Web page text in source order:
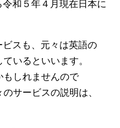
和５年４月現在日本に
スも、元々は英語の
いるといいます。
もしれませんので
サービスの説明は、